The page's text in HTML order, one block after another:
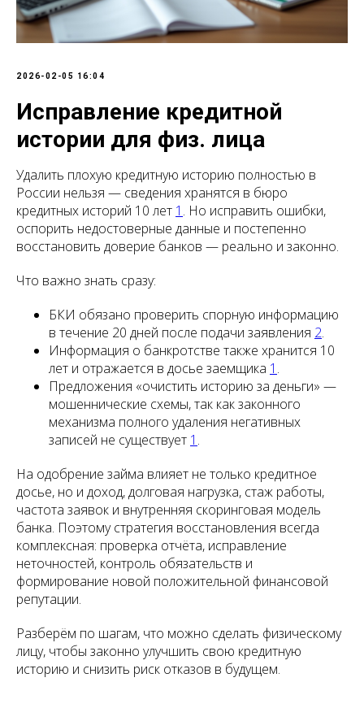
2026-02-05 16:04
Исправление кредитной
истории для физ. лица
Удалить плохую кредитную историю полностью в
России нельзя — сведения хранятся в бюро
кредитных историй 10 лет 1 . Но исправить ошибки,
оспорить недостоверные данные и постепенно
восстановить доверие банков — реально и законно.
Что важно знать сразу:
БКИ обязано проверить спорную информацию
в течение 20 дней после подачи заявления 2.
Информация о банкротстве также хранится 10
лет и отражается в досье заемщика 1 .
Предложения «очистить историю за деньги» —
мошеннические схемы, так как законного
механизма полного удаления негативных
записей не существует 1 .
На одобрение займа влияет не только кредитное
досье, но и доход, долговая нагрузка, стаж работы,
частота заявок и внутренняя скоринговая модель
банка. Поэтому стратегия восстановления всегда
комплексная: проверка отчёта, исправление
неточностей, контроль обязательств и
формирование новой положительной финансовой
репутации.
Разберём по шагам, что можно сделать физическому
лицу, чтобы законно улучшить свою кредитную
историю и снизить риск отказов в будущем.